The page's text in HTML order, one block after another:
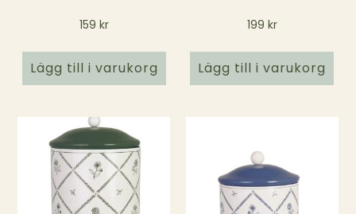
159 kr
Lägg till i varukorg
199 kr
Lägg till i varukorg